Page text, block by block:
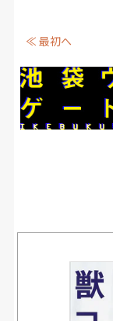
≪ 最初へ